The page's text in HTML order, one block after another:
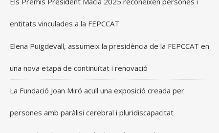
entitats vinculades a la FEPCCAT
Elena Puigdevall, assumeix la presidència de la FEPCCAT en
una nova etapa de continuïtat i renovació
La Fundació Joan Miró acull una exposició creada per
persones amb paràlisi cerebral i pluridiscapacitat